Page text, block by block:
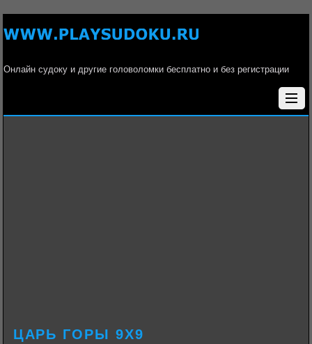
Онлайн судоку и другие головоломки бесплатно и без регистрации
ЦАРЬ ГОРЫ 9Х9